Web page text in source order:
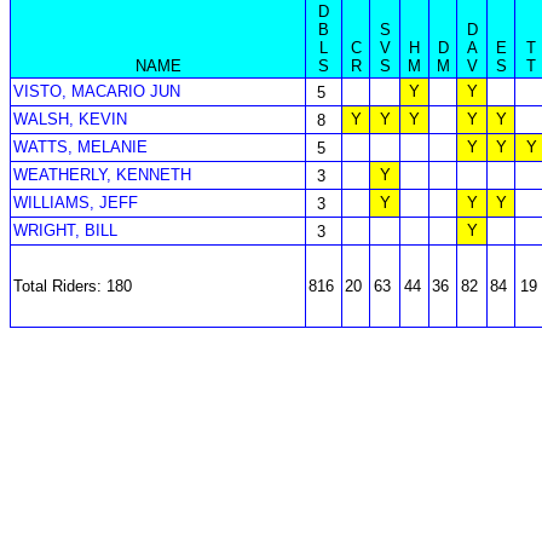
NAME
D
B
L
S
C
R
S
V
S
H
M
D
M
D
A
V
E
S
T
T
VISTO, MACARIO JUN
5 Y
Y
WALSH, KEVIN
8 Y Y Y Y
Y
WATTS, MELANIE
5 Y Y
Y
WEATHERLY, KENNETH
3
Y
WILLIAMS, JEFF
3 Y Y
Y
WRIGHT, BILL
3 Y
Total Riders: 180 816 20 63 44 36 82 84 19